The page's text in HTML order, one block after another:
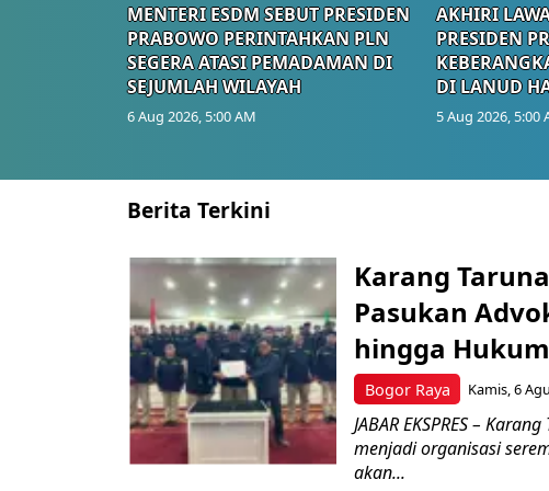
MENTERI ESDM SEBUT PRESIDEN
PRABOWO PERINTAHKAN PLN
SEGERA ATASI PEMADAMAN DI
SEJUMLAH WILAYAH
6 Aug 2026, 5:00 AM
AKHIRI
PRESIDEN
DI LANUD
5 Aug 2026, 5:00
Berita Terkini
Bogor Raya
Karang
Pasukan
hingga
Kamis, 6
JABAR EKSPRES –
menjadi organisasi
akan...